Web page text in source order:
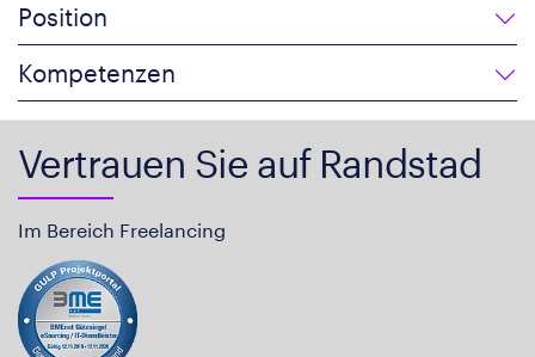
Position
Kompetenzen
Vertrauen Sie auf Randstad
Im Bereich Freelancing